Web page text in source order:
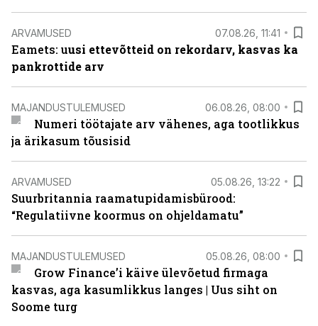
ARVAMUSED 07.08.26, 11:41
Eamets: uusi ettevõtteid on rekordarv, kasvas ka
pankrottide arv
MAJANDUSTULEMUSED 06.08.26, 08:00
Numeri töötajate arv vähenes, aga tootlikkus
ja ärikasum tõusisid
ARVAMUSED 05.08.26, 13:22
Suurbritannia raamatupidamisbürood:
“Regulatiivne koormus on ohjeldamatu”
MAJANDUSTULEMUSED 05.08.26, 08:00
Grow Finance’i käive ülevõetud firmaga
kasvas, aga kasumlikkus langes | Uus siht on
Soome turg